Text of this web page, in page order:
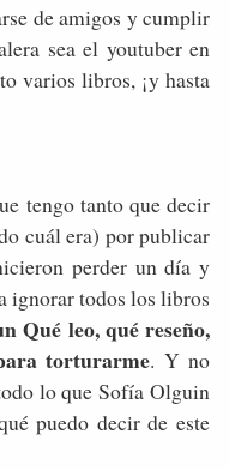
de amigos y cumplir
sea el youtuber en
varios libros, ¡y hasta
tengo tanto que decir
cuál era) por publicar
perder un día y
ignorar todos los libros
Qué leo, qué reseño,
torturarme. Y no
lo que Sofía Olguin
puedo decir de este